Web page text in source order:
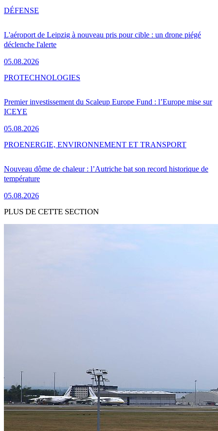
L'aéroport de Leipzig à nouveau pris pour cible : un drone piégé
déclenche l'alerte
05.08.2026
DÉFENSE
Premier investissement du Scaleup Europe Fund : l’Europe mise sur
ICEYE
05.08.2026
PROTECHNOLOGIES
Nouveau dôme de chaleur : l’Autriche bat son record historique de
température
05.08.2026
PROENERGIE, ENVIRONNEMENT ET TRANSPORT
PLUS DE CETTE SECTION